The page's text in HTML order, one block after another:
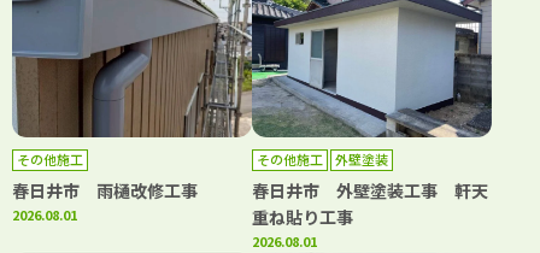
その他施工
春日井市 雨樋改修工事
2026.08.01
その他施工 外壁塗装
春日井市 外壁塗装工事 軒天
重ね貼り工事
2026.08.01